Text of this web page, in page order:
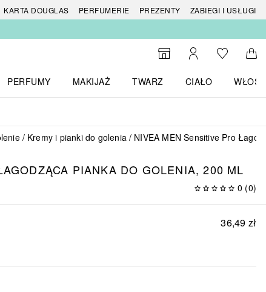
KARTA DOUGLAS PERFUMERIE PREZENTY
ZABIEGI I USŁUGI
Do wyszukiwarki
Moje kontoDo listyDo
PERFUMY
MAKIJAŻ
TWARZ
CIAŁO
WŁOSY
Kremy i pianki do golenia NIVEA MEN Sensitive Pro
PIANKA DO GOLENIA, 200 ML
0 (0)
36,49 zł